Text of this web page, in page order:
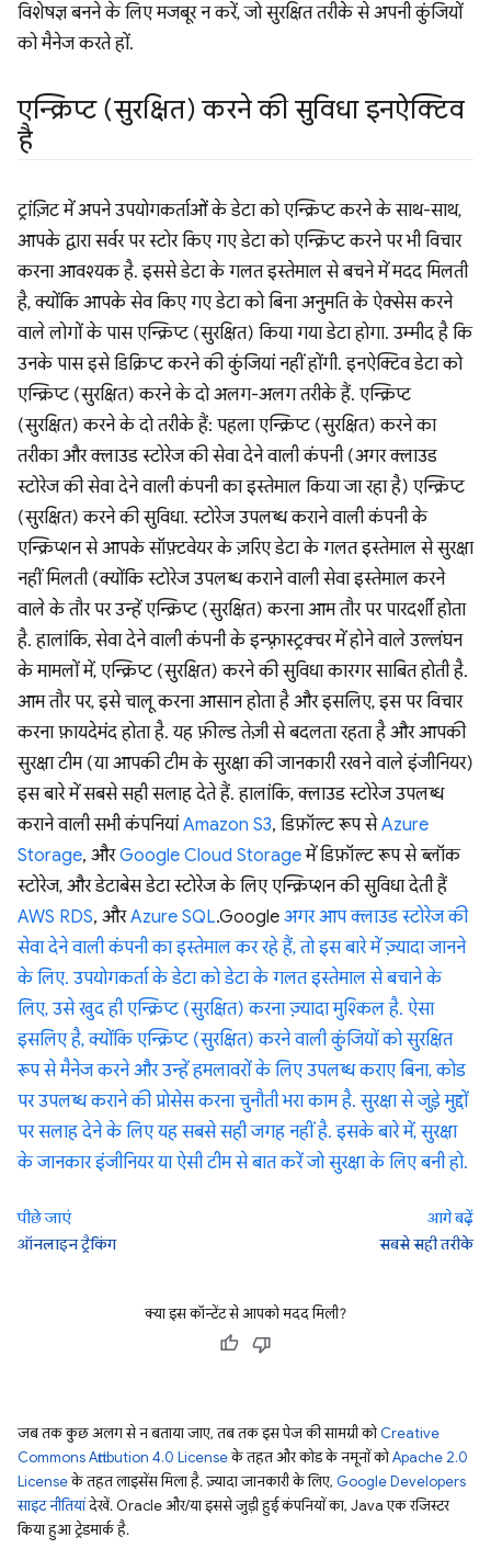
विशेषज्ञ बनने के लिए मजबूर न करें, जो सुरक्षित तरीके से अपनी कुंजियों
को मैनेज करते हों.
एन्क्रिप्ट (सुरक्षित) करने की सुविधा इनऐक्टिव
है
ट्रांज़िट में अपने उपयोगकर्ताओं के डेटा को एन्क्रिप्ट करने के साथ-साथ,
आपके द्वारा सर्वर पर स्टोर किए गए डेटा को एन्क्रिप्ट करने पर भी विचार
करना आवश्यक है. इससे डेटा के गलत इस्तेमाल से बचने में मदद मिलती
है, क्योंकि आपके सेव किए गए डेटा को बिना अनुमति के ऐक्सेस करने
वाले लोगों के पास एन्क्रिप्ट (सुरक्षित) किया गया डेटा होगा. उम्मीद है कि
उनके पास इसे डिक्रिप्ट करने की कुंजियां नहीं होंगी. इनऐक्टिव डेटा को
एन्क्रिप्ट (सुरक्षित) करने के दो अलग-अलग तरीके हैं. एन्क्रिप्ट
(सुरक्षित) करने के दो तरीके हैं: पहला एन्क्रिप्ट (सुरक्षित) करने का
तरीका और क्लाउड स्टोरेज की सेवा देने वाली कंपनी (अगर क्लाउड
स्टोरेज की सेवा देने वाली कंपनी का इस्तेमाल किया जा रहा है) एन्क्रिप्ट
(सुरक्षित) करने की सुविधा. स्टोरेज उपलब्ध कराने वाली कंपनी के
एन्क्रिप्शन से आपके सॉफ़्टवेयर के ज़रिए डेटा के गलत इस्तेमाल से सुरक्षा
नहीं मिलती (क्योंकि स्टोरेज उपलब्ध कराने वाली सेवा इस्तेमाल करने
वाले के तौर पर उन्हें एन्क्रिप्ट (सुरक्षित) करना आम तौर पर पारदर्शी होता
है. हालांकि, सेवा देने वाली कंपनी के इन्फ़्रास्ट्रक्चर में होने वाले उल्लंघन
के मामलों में, एन्क्रिप्ट (सुरक्षित) करने की सुविधा कारगर साबित होती है.
आम तौर पर, इसे चालू करना आसान होता है और इसलिए, इस पर विचार
करना फ़ायदेमंद होता है. यह फ़ील्ड तेज़ी से बदलता रहता है और आपकी
सुरक्षा टीम (या आपकी टीम के सुरक्षा की जानकारी रखने वाले इंजीनियर)
इस बारे में सबसे सही सलाह देते हैं. हालांकि, क्लाउड स्टोरेज उपलब्ध
कराने वाली सभी कंपनियांAmazon S3, डिफ़ॉल्ट रूप सेAzure
Storage, औरGoogle Cloud Storageमें डिफ़ॉल्ट रूप से ब्लॉक
स्टोरेज, और डेटाबेस डेटा स्टोरेज के लिए एन्क्रिप्शन की सुविधा देती हैं
AWS RDS, औरAzure SQL.Google अगर आप क्लाउड स्टोरेज की
सेवा देने वाली कंपनी का इस्तेमाल कर रहे हैं, तो इस बारे में ज़्यादा जानने
के लिए. उपयोगकर्ता के डेटा को डेटा के गलत इस्तेमाल से बचाने के
लिए, उसे खुद ही एन्क्रिप्ट (सुरक्षित) करना ज़्यादा मुश्किल है. ऐसा
इसलिए है, क्योंकि एन्क्रिप्ट (सुरक्षित) करने वाली कुंजियों को सुरक्षित
रूप से मैनेज करने और उन्हें हमलावरों के लिए उपलब्ध कराए बिना, कोड
पर उपलब्ध कराने की प्रोसेस करना चुनौती भरा काम है. सुरक्षा से जुड़े मुद्दों
पर सलाह देने के लिए यह सबसे सही जगह नहीं है. इसके बारे में, सुरक्षा
के जानकार इंजीनियर या ऐसी टीम से बात करें जो सुरक्षा के लिए बनी हो.
पीछे जाएं
ऑनलाइन ट्रैकिंग
आगे बढ़ें
सबसे सही तरीके
क्या इस कॉन्टेंट से आपको मदद मिली?
जब तक कुछ अलग से न बताया जाए, तब तक इस पेज की सामग्री कोCreative
Commons Attribution 4.0 Licenseके तहत और कोड के नमूनों कोApache 2.0
Licenseके तहत लाइसेंस मिला है. ज़्यादा जानकारी के लिए, Google Developers
साइट नीतियांदेखें. Oracle और/या इससे जुड़ी हुई कंपनियों का, Java एक रजिस्टर
किया हुआ ट्रेडमार्क है.